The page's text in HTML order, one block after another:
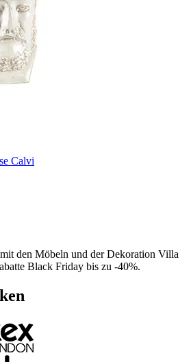
Calvi
den Möbeln und der Dekoration Villa
Black Friday bis zu -40%.